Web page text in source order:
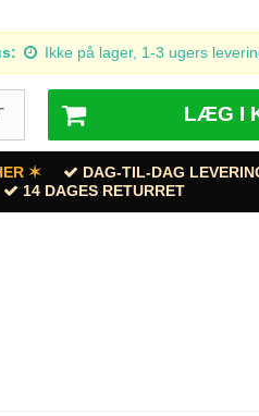
Ikke på lager, 1-3 ugers
LÆG I
✶
DAG-TIL-DAG
14 DAGES RETURRET